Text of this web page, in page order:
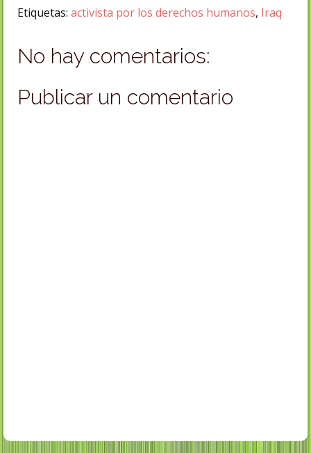
Etiquetas: activista por los derechos humanos, Iraq
No hay comentarios:
Publicar un comentario